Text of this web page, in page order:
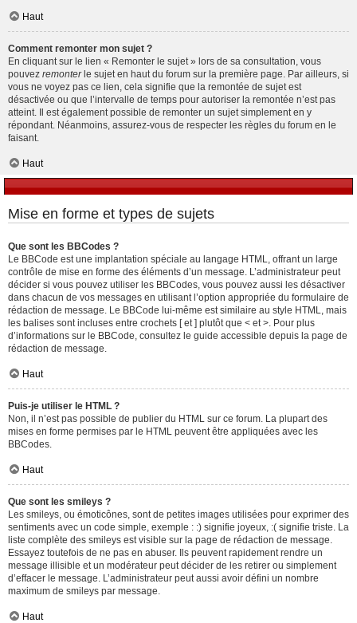
Haut
Comment remonter mon sujet ?
En cliquant sur le lien « Remonter le sujet » lors de sa consultation, vous
pouvez remonterle sujet en haut du forum sur la première page. Par ailleurs, si
vous ne voyez pas ce lien, cela signifie que la remontée de sujet est
désactivée ou que l’intervalle de temps pour autoriser la remontée n’est pas
atteint. Il est également possible de remonter un sujet simplement en y
répondant. Néanmoins, assurez-vous de respecter les règles du forum en le
faisant.
Haut
Mise en forme et types de sujets
Que sont les BBCodes ?
Le BBCode est une implantation spéciale au langage HTML, offrant un large
contrôle de mise en forme des éléments d’un message. L’administrateur peut
décider si vous pouvez utiliser les BBCodes, vous pouvez aussi les désactiver
dans chacun de vos messages en utilisant l’option appropriée du formulaire de
rédaction de message. Le BBCode lui-même est similaire au style HTML, mais
les balises sont incluses entre crochets [ et ] plutôt que < et >. Pour plus
d’informations sur le BBCode, consultez le guide accessible depuis la page de
rédaction de message.
Haut
Puis-je utiliser le HTML ?
Non, il n’est pas possible de publier du HTML sur ce forum. La plupart des
mises en forme permises par le HTML peuvent être appliquées avec les
BBCodes.
Haut
Que sont les smileys ?
Les smileys, ou émoticônes, sont de petites images utilisées pour exprimer des
sentiments avec un code simple, exemple : :) signifie joyeux, :( signifie triste. La
liste complète des smileys est visible sur la page de rédaction de message.
Essayez toutefois de ne pas en abuser. Ils peuvent rapidement rendre un
message illisible et un modérateur peut décider de les retirer ou simplement
d’effacer le message. L’administrateur peut aussi avoir défini un nombre
maximum de smileys par message.
Haut